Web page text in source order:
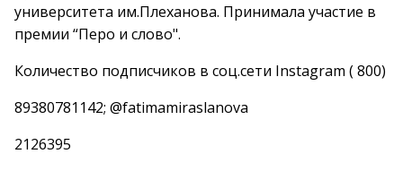
университета им.Плеханова. Принимала участие в
премии “Перо и слово".
Количество подписчиков в соц.сети Instagram ( 800)
89380781142; @fatimamiraslanova
2126395